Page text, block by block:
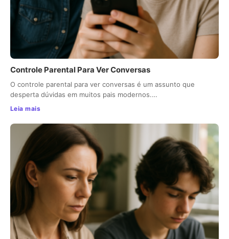
Controle Parental Para Ver Conversas
O controle parental para ver conversas é um assunto que
desperta dúvidas em muitos pais modernos.…
Leia mais